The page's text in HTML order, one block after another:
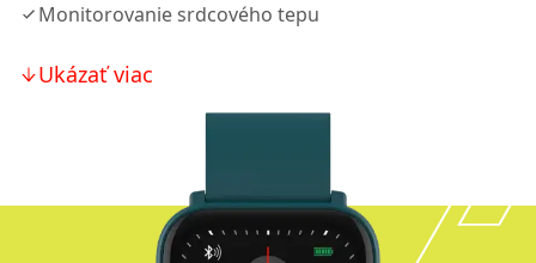
Monitorovanie srdcového tepu
Ukázať viac